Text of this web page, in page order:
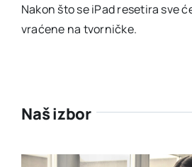
Nakon što se iPad resetira sve
vraćene na tvorničke.
Naš izbor